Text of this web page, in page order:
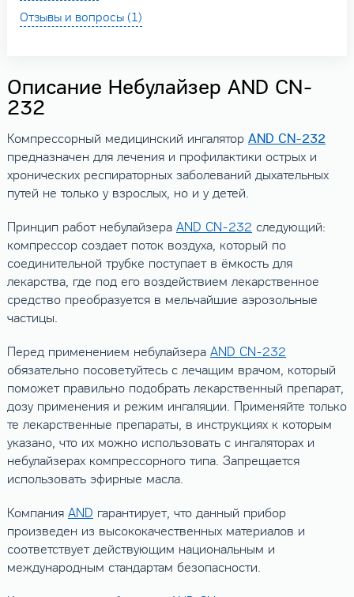
Отзывы и вопросы (1)
Описание Небулайзер AND CN-
232
Компрессорный медицинский ингалятор AND CN-232
предназначен для лечения и профилактики острых и
хронических респираторных заболеваний дыхательных
путей не только у взрослых, но и у детей.
Принцип работ небулайзера AND CN-232 следующий:
компрессор создает поток воздуха, который по
соединительной трубке поступает в ёмкость для
лекарства, где под его воздействием лекарственное
средство преобразуется в мельчайшие аэрозольные
частицы.
Перед применением небулайзера AND CN-232
обязательно посоветуйтесь с лечащим врачом, который
поможет правильно подобрать лекарственный препарат,
дозу применения и режим ингаляции. Применяйте только
те лекарственные препараты, в инструкциях к которым
указано, что их можно использовать с ингаляторах и
небулайзерах компрессорного типа. Запрещается
использовать эфирные масла.
Компания AND гарантирует, что данный прибор
произведен из высококачественных материалов и
соответствует действующим национальным и
международным стандартам безопасности.